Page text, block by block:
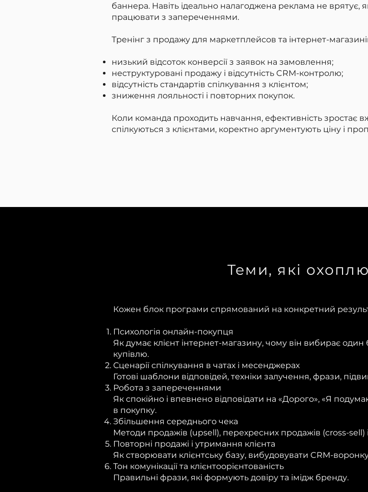
баннера. Навіть ідеально налагоджена реклама не
працювати з запереченнями.
Тренінг з продажу для маркетплейсов та інтернет-
низький відсоток конверсії з заявок на замовлення;
неструктуровані продажу і відсутність CRM-контролю;
відсутність стандартів спілкування з клієнтом;
зниження лояльності і повторних покупок.
Коли команда проходить навчання, ефективність
спілкуються з клієнтами, коректно аргументують ціну і
Теми, які
Кожен блок програми спрямований на конкретний
Психологія онлайн-покупця
Як думає клієнт інтернет-магазину, чому він вибирає
купівлю.
Сценарії спілкування в чатах і месенджерах
Готові шаблони відповідей, техніки залучення, фрази,
Робота з запереченнями
Як спокійно і впевнено відповідати на «Дорого», «Я
в покупку.
Збільшення середнього чека
Методи продажів (upsell), перехресних продажів (cross-sell)
Повторні продажі і утримання клієнта
Як створювати клієнтську базу, вибудовувати CRM-
Тон комунікації та клієнтоорієнтованість
Правильні фрази, які формують довіру та імідж бренду.